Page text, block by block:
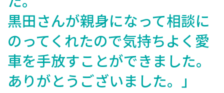
黒田さんが親身になって相談に
のってくれたので気持ちよく愛
車を手放すことができました。
ありがとうございました。」